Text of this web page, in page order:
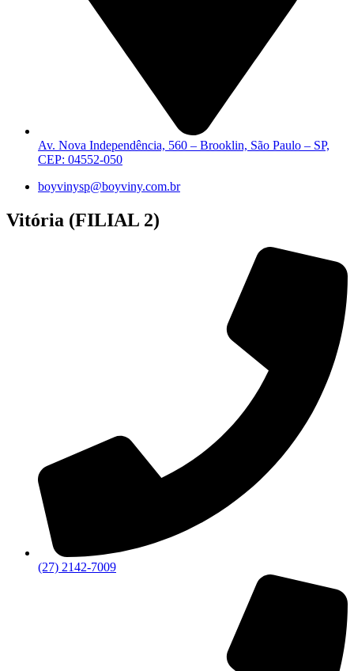
Av. Nova Independência, 560 – Brooklin, São Paulo – SP,
CEP: 04552-050
boyvinysp@boyviny.com.br
Vitória (FILIAL 2)
(27) 2142-7009